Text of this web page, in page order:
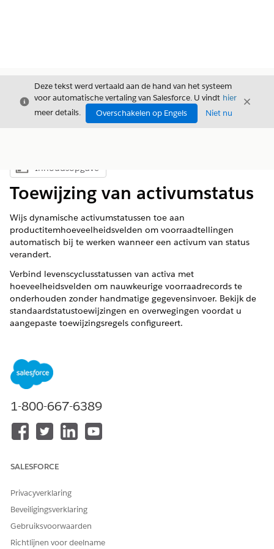
Sluiten
Deze tekst werd vertaald aan de hand van het systeem
voor automatische vertaling van Salesforce. U vindt hier
meer details.
Overschakelen op Engels Niet nu
Sluiten
Inhoudsopgave weergeven
Inhoudsopgave
Toewijzing van activumstatus
Wijs dynamische activumstatussen toe aan
productitemhoeveelheidsvelden om voorraadtellingen
automatisch bij te werken wanneer een activum van status
verandert.
Verbind levenscyclusstatussen van activa met
hoeveelheidsvelden om nauwkeurige voorraadrecords te
onderhouden zonder handmatige gegevensinvoer. Bekijk de
standaardstatustoewijzingen en overwegingen voordat u
aangepaste toewijzingsregels configureert.
statusgestuurde hoeveelheidsregistratie. Wijs dynamische
activumstatussen toe aan specifieke
weerspiegelen automatisch wijzigingen in de levenscyclus
met hoge prioriteit. Deze tracking voorkomt
activumstatus
Wijs dynamische activumstatussen toe aan statische
productitemhoeveelheidsvelden om automatisch
fijnmazige voorraadtellingen bij te houden zonder
handmatige gegevensinvoer. Wanneer een
1-800-667-6389
SALESFORCE
Privacyverklaring
Beveiligingsverklaring
Gebruiksvoorwaarden
Richtlijnen voor deelname